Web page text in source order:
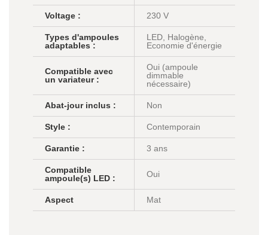
Voltage : 230 V
Types d'ampoules
adaptables :
LED, Halogène,
Economie d'énergie
Compatible avec
un variateur :
Oui (ampoule
dimmable
nécessaire)
Abat-jour inclus : Non
Style : Contemporain
Garantie : 3 ans
Compatible
ampoule(s) LED :
Oui
Aspect Mat